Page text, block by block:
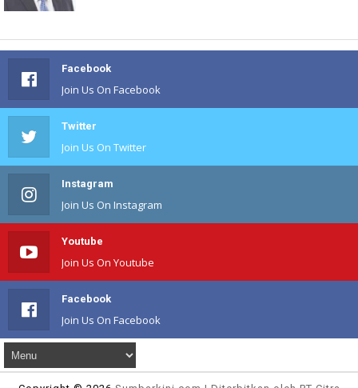
Facebook
Join Us On Facebook
Twitter
Join Us On Twitter
Instagram
Join Us On Instagram
Youtube
Join Us On Youtube
Facebook
Join Us On Facebook